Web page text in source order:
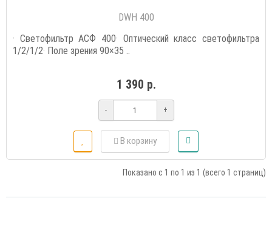
DWH 400
· Светофильтр АСФ 400· Оптический класс светофильтра
1/2/1/2· Поле зрения 90×35 ..
1 390 р.
- +
В корзину
Показано с 1 по 1 из 1 (всего 1 страниц)